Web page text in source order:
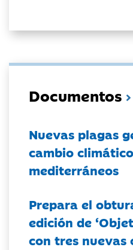
Documentos
Nuevas plagas
cambio
mediterráneos
Prepara el
edición de
con tres nuevas